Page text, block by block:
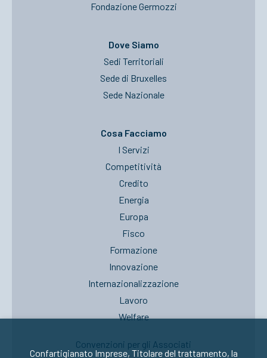
Fondazione Germozzi
Dove Siamo
Sedi Territoriali
Sede di Bruxelles
Sede Nazionale
Cosa Facciamo
I Servizi
Competitività
Credito
Energia
Europa
Fisco
Formazione
Innovazione
Internazionalizzazione
Lavoro
Welfare
Convenzioni per gli Associati
Confartigianato Imprese, Titolare del trattamento, la